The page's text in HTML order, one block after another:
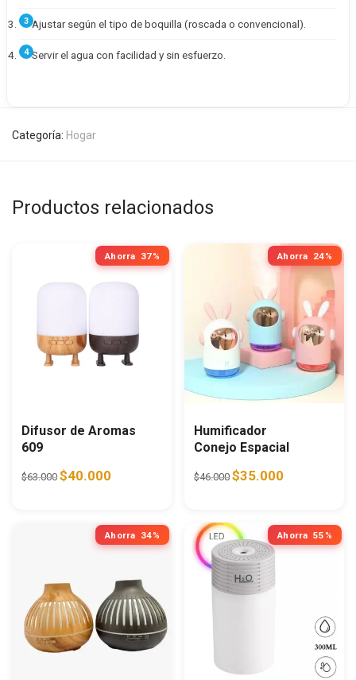
Ajustar según el tipo de boquilla (roscada o convencional).
Servir el agua con facilidad y sin esfuerzo.
Categoría: Hogar
Productos relacionados
Ahorra 37%
Difusor de Aromas
609
$63.000 Original price was: $63.000.
$40.000 Current price is: $40.000.
Ahorra 24%
Humificador
Conejo Espacial
$46.000 Original price was:
$35.000
Ahorra 34% Ahorra 55%